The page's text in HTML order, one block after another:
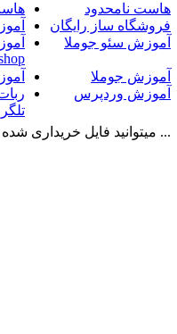
هاست نامحدود
فروشگاه ساز رایگان
آموزش سئو جوملا
آموزش جوملا
آموزش وردپرس
... میتوانید فایل خریداری شده